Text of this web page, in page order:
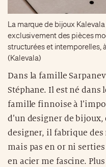
La marque de bijoux
exclusivement des pièces
structurées et intemporelles,
(Kalevala)
Dans la famille
Stéphane. Il est né dans
famille finnoise à
d’un designer de
designer, il fabrique
mais pas en or ni
en acier me fascine.